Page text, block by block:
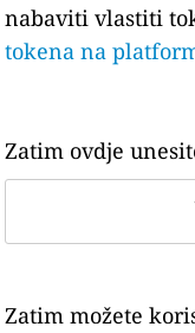
nabaviti vlastiti
tokena na
Zatim ovdje
Zatim možete